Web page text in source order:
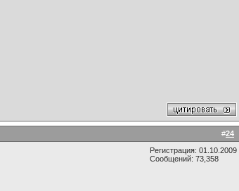
#24
Регистрация: 01.10.2009
Сообщений: 73,358